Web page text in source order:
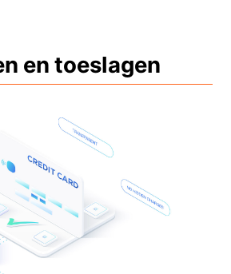
op
en toeslagen